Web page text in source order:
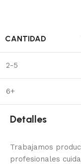
CANTIDAD
2-5
6+
Detalles
Trabajamos
profesionales